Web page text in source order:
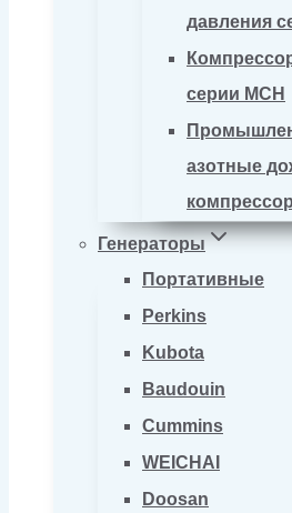
давления
серии MCH
азотные
Генераторы
Портативные
Perkins
Kubota
Baudouin
Cummins
WEICHAI
Doosan